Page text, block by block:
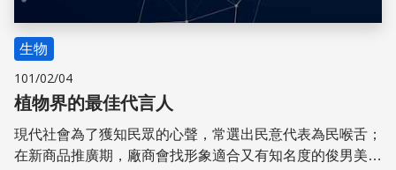
生物
101/02/04
植物界的最佳代言人
現代社會為了獲知民眾的心聲，常選出民意代表為民喉舌；
在新商品推廣期，廠商會找形象適合又有知名度的俊男美女